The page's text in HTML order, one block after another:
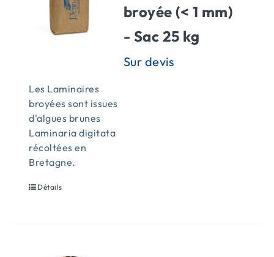
broyée (< 1 mm)
- Sac 25 kg
Les Laminaires
broyées sont issues
d'algues brunes
Laminaria digitata
récoltées en
Bretagne.
Détails